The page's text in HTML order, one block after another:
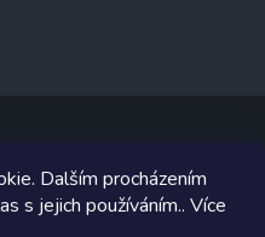
Dalším procházením
s jejich používáním.. Více
. Všechna práva vyhrazena.